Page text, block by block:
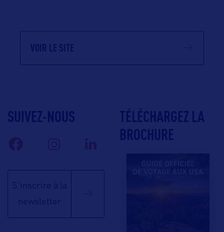
VOIR LE SITE
SUIVEZ-NOUS
S'inscrire à la
newsletter
TÉLÉCHARGEZ LA
BROCHURE